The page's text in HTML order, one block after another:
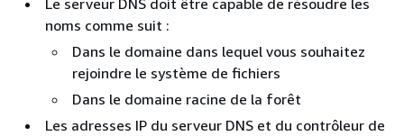
noms comme suit :
Dans le domaine dans lequel vous souhaitez
rejoindre le système de fichiers
Dans le domaine racine de la forêt
Les adresses IP du serveur DNS et du contrôleur de